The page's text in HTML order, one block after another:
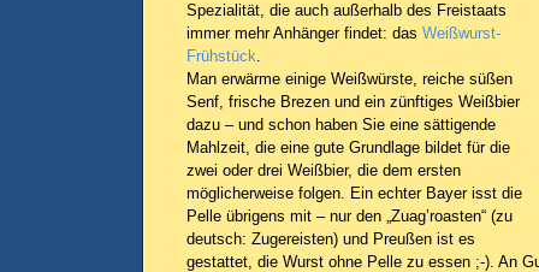
Spezialität, die auch außerhalb des Freistaats
immer mehr Anhänger findet: das Weißwurst-
Frühstück.
Man erwärme einige Weißwürste, reiche süßen
Senf, frische Brezen und ein zünftiges Weißbier
dazu – und schon haben Sie eine sättigende
Mahlzeit, die eine gute Grundlage bildet für die
zwei oder drei Weißbier, die dem ersten
möglicherweise folgen. Ein echter Bayer isst die
Pelle übrigens mit – nur den „Zuag’roasten“ (zu
deutsch: Zugereisten) und Preußen ist es
gestattet, die Wurst ohne Pelle zu essen ;-). An